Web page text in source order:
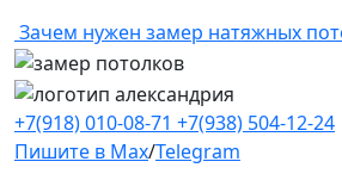
Зачем нужен замер натяжных
+7(918) 010-08-71 +7(938) 504-12-24
Пишите в Max/Telegram